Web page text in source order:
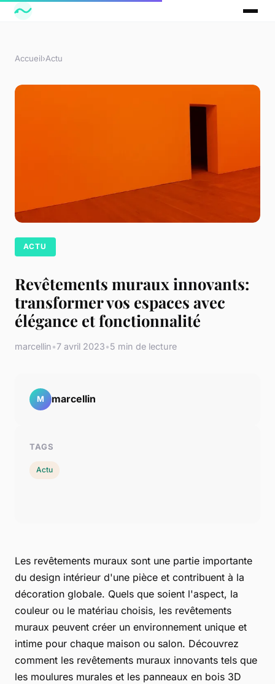
Accueil›Actu
ACTU
Revêtements muraux innovants:
transformer vos espaces avec
élégance et fonctionnalité
marcellin•7 avril 2023•5 min de lecture
Les revêtements muraux sont une partie importante
du design intérieur d'une pièce et contribuent à la
décoration globale. Quels que soient l'aspect, la
couleur ou le matériau choisis, les revêtements
muraux peuvent créer un environnement unique et
intime pour chaque maison ou salon. Découvrez
comment les revêtements muraux innovants tels que
les moulures murales et les panneaux en bois 3D
M marcellin
TAGS
Actu